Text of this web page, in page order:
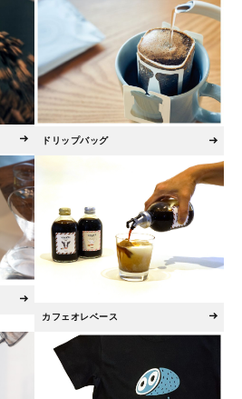
ドリップバッグ
カフェオレベース